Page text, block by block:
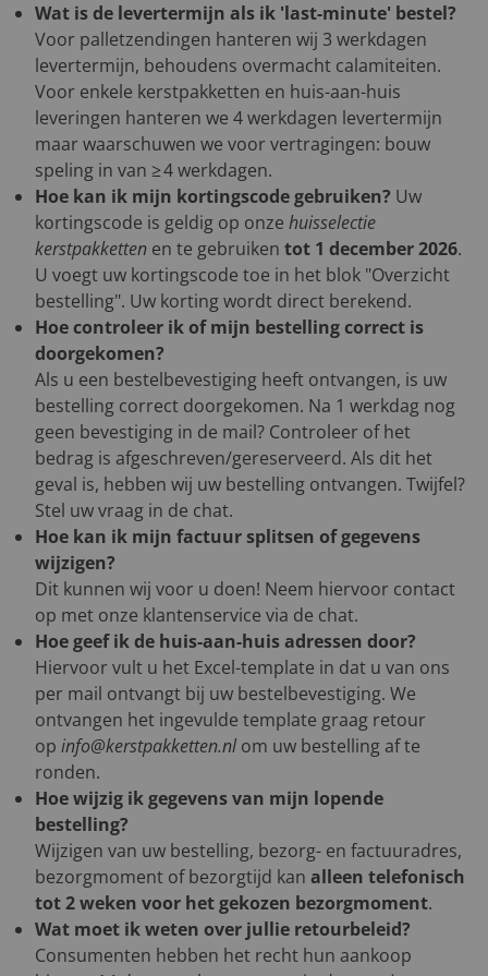
Wat is de levertermijn als ik 'last-minute' bestel?
Voor palletzendingen hanteren wij 3 werkdagen
levertermijn, behoudens overmacht calamiteiten.
Voor enkele kerstpakketten en huis-aan-huis
leveringen hanteren we 4 werkdagen levertermijn
maar waarschuwen we voor vertragingen: bouw
speling in van ≥ 4 werkdagen.
Hoe kan ik mijn kortingscode gebruiken? Uw
kortingscode is geldig op onze huisselectie
kerstpakketten en te gebruiken tot 1 december 2026.
U voegt uw kortingscode toe in het blok "Overzicht
bestelling". Uw korting wordt direct berekend.
Hoe controleer ik of mijn bestelling correct is
doorgekomen?
Als u een bestelbevestiging heeft ontvangen, is uw
bestelling correct doorgekomen. Na 1 werkdag nog
geen bevestiging in de mail? Controleer of het
bedrag is afgeschreven/gereserveerd. Als dit het
geval is, hebben wij uw bestelling ontvangen. Twijfel?
Stel uw vraag in de chat.
Hoe kan ik mijn factuur splitsen of gegevens
wijzigen?
Dit kunnen wij voor u doen! Neem hiervoor contact
op met onze klantenservice via de chat.
Hoe geef ik de huis-aan-huis adressen door?
Hiervoor vult u het Excel-template in dat u van ons
per mail ontvangt bij uw bestelbevestiging. We
ontvangen het ingevulde template graag retour
op info@kerstpakketten.nlom uw bestelling af te
ronden.
Hoe wijzig ik gegevens van mijn lopende
bestelling?
Wijzigen van uw bestelling, bezorg- en factuuradres,
bezorgmoment of bezorgtijd kan alleen telefonisch
tot 2 weken voor het gekozen bezorgmoment.
Wat moet ik weten over jullie retourbeleid?
Consumenten hebben het recht hun aankoop